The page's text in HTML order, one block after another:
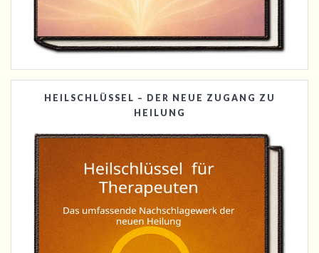
HEILSCHLÜSSEL – DER NEUE ZUGANG ZU
HEILUNG